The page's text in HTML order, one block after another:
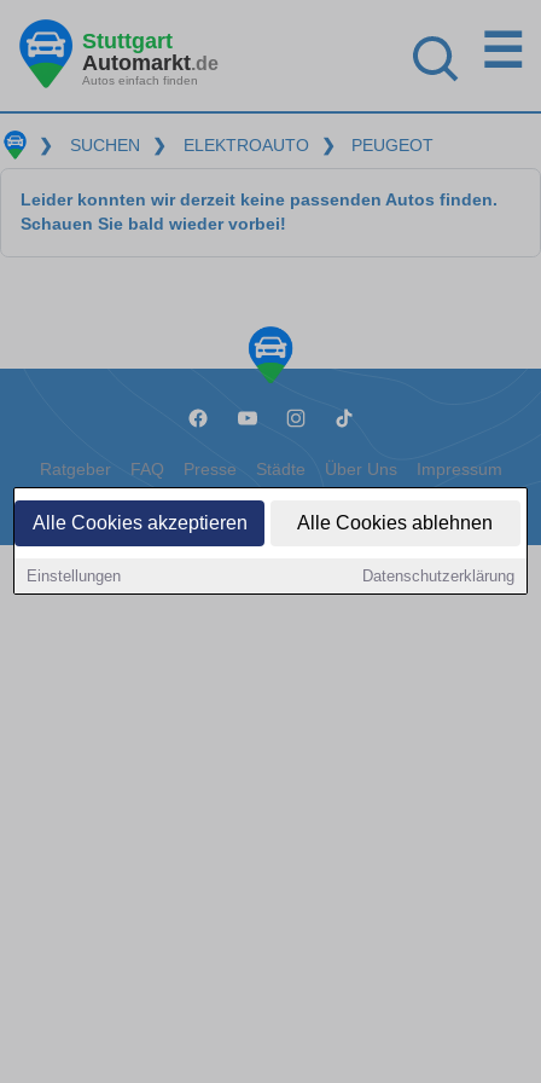
Alle Cookies akzeptieren Alle Cookies ablehnen
Einstellungen Datenschutzerklärung
Stuttgart
Automarkt.de
Autos einfach finden
☰
❯ SUCHEN ❯ ELEKTROAUTO ❯ PEUGEOT
Leider konnten wir derzeit keine passenden Autos finden.
Schauen Sie bald wieder vorbei!
Ratgeber FAQ Presse Städte Über Uns Impressum
Datenschutz Cookies
Copyright © 2000 - 2026 | 1A Infosysteme GmbH | Content by: 1a-sites-autos